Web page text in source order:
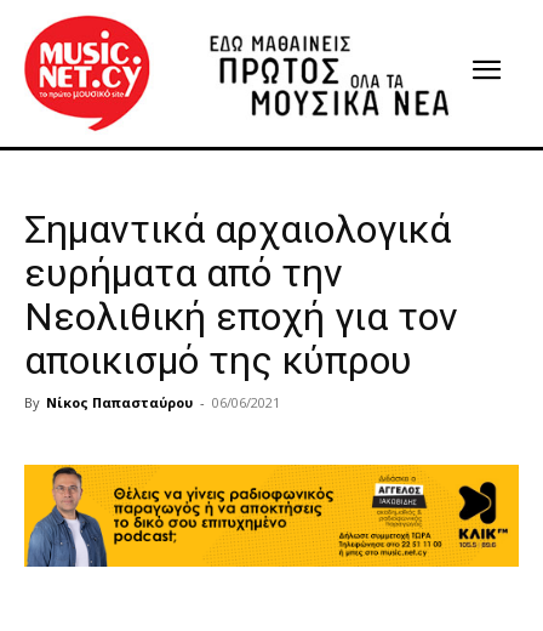
Σημαντικά αρχαιολογικά
ευρήματα από την
Νεολιθική εποχή για τον
αποικισμό της κύπρου
By Νίκος Παπασταύρου - 06/06/2021